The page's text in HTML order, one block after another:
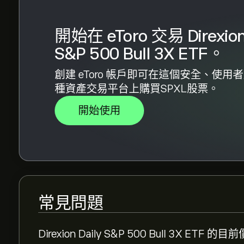
開始在 eToro 交易
S&P 500 Bull 3X ETF。
創建 eToro 帳戶即可在這個安全、使用
種資產交易平台上購買SPXL股票。
開始使用
常見問題
Direxion Daily S&P 500 Bull 3X ETF 的目前